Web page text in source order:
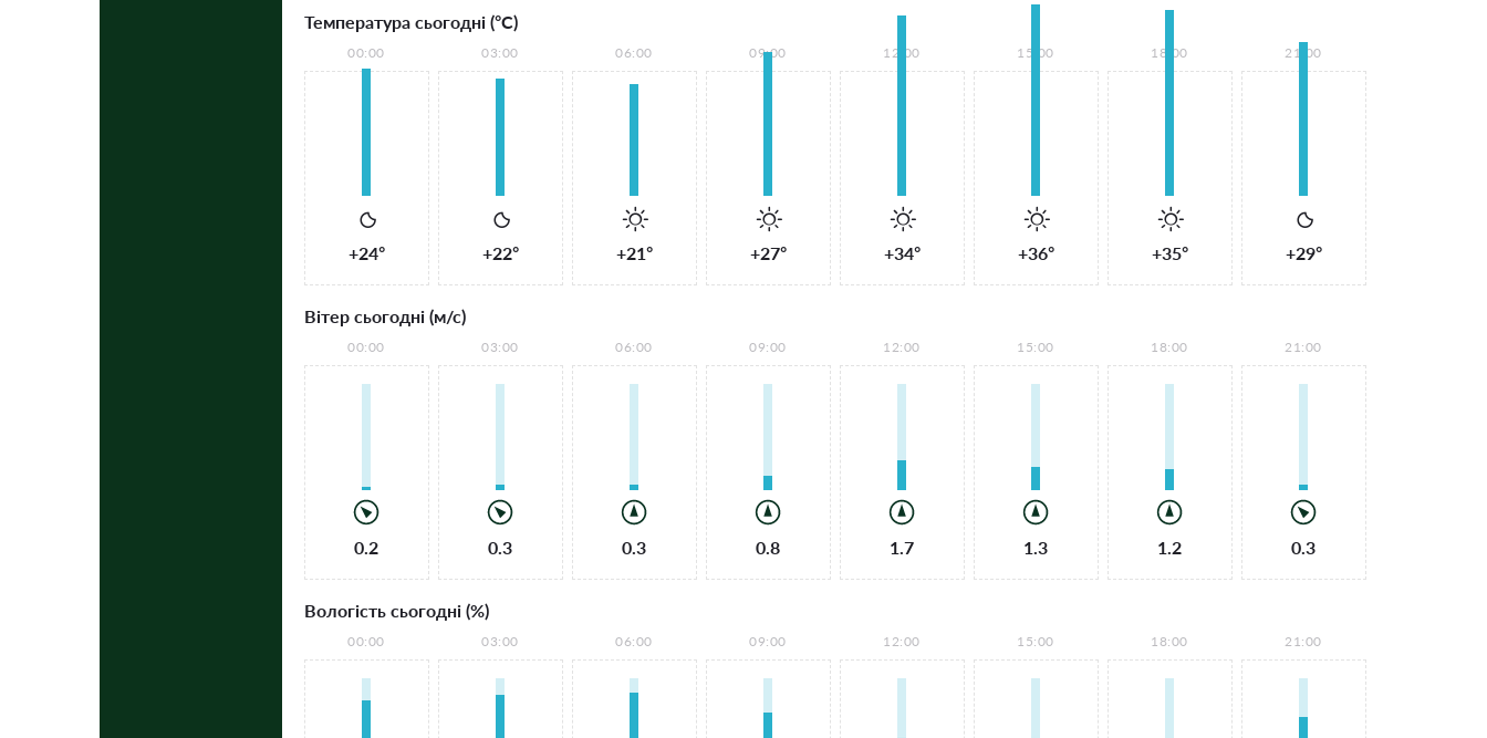
Температура сьогодні (°С)
00:00
+24°
03:00
+22°
06:00
+21°
09:00
+27°
12:00
+34°
15:00
+36°
18:00
+35°
21:00
+29°
Вітер сьогодні (м/с)
00:00
0.2
03:00
0.3
06:00
0.3
09:00
0.8
12:00
1.7
15:00
1.3
18:00
1.2
21:00
0.3
Вологість сьогодні (%)
00:00 03:00 06:00 09:00 12:00 15:00 18:00 21:00